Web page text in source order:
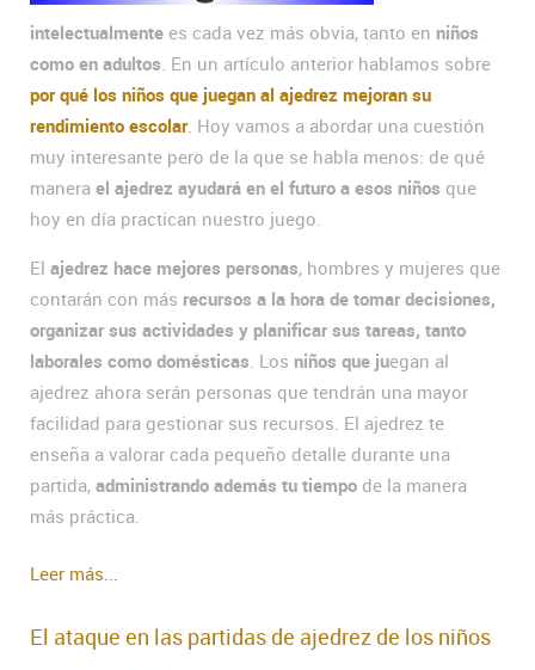
intelectualmente es cada vez más obvia, tanto en niños
como en adultos . En un artículo anterior hablamos sobre
por qué los niños que juegan al ajedrez mejoran su
rendimiento escolar. Hoy vamos a abordar una cuestión
muy interesante pero de la que se habla menos: de qué
manera el ajedrez ayudará en el futuro a esos niños que
hoy en día practican nuestro juego.
El ajedrez hace mejores personas, hombres y mujeres que
contarán con más recursos a la hora de tomar decisiones,
organizar sus actividades y planificar sus tareas, tanto
laborales como domésticas . Los niños que juegan al
ajedrez ahora serán personas que tendrán una mayor
facilidad para gestionar sus recursos. El ajedrez te
enseña a valorar cada pequeño detalle durante una
partida, administrando además tu tiempo de la manera
más práctica.
Leer más...
El ataque en las partidas de ajedrez de los niños